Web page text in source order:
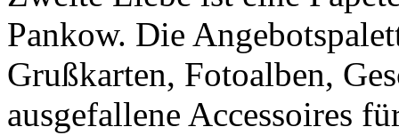
Pankow. Die
Grußkarten, Fotoalben,
ausgefallene Accessoires